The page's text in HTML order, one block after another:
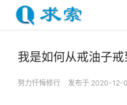
我是如何从戒油子戒
努力忏悔修行 发布于 2020-12-